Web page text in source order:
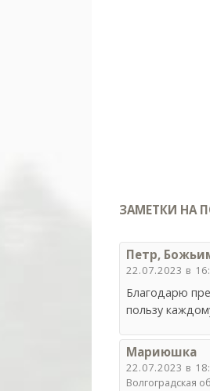
ЗАМЕТКИ НА
Петр,
22.07.2023 в
Благодарю
пользу
Мариюшка
22.07.2023 в
Волгоградская